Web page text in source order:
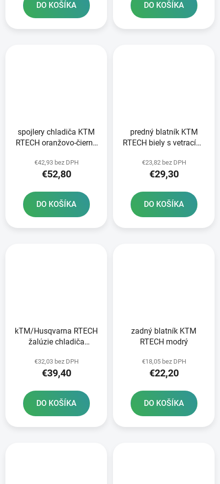
DO KOŠÍKA DO KOŠÍKA
spojlery chladiča KTM
RTECH oranžovo-čierny
€42,93 bez DPH
€52,80
DO KOŠÍKA
predný blatník KTM
RTECH biely s vetracími
€23,82 bez DPH
€29,30
DO KOŠÍKA
kTM/Husqvarna RTECH
žalúzie chladiča
€32,03 bez DPH
€39,40
DO KOŠÍKA
zadný blatník KTM
RTECH modrý
€18,05 bez DPH
€22,20
DO KOŠÍKA